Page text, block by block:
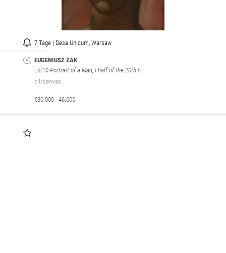
7 Tage | Desa Unicum, Warsaw
EUGENIUSZ ZAK
Lot10 Portrait of a Man, I half of the 20th c
oil/canvas
€30.000 - 46.000